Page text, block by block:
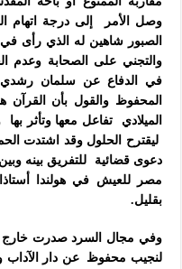
وصل الأمر إلى درجة اتهام
الصبور شاهين له الذي رأى في
والتجني على الصحابة وعدم
في الدفاع عن سلمان
المحفوظ والقول بأن القرآن
الميلادي تفاعل معها وتأثر
ليقترح الحلول وقد اشتدت
دعوى قضائية للتفريق بينه
مصر للعيش في هولندا
بقليل.